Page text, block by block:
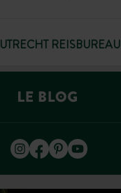
UTRECHT REISBUREAU